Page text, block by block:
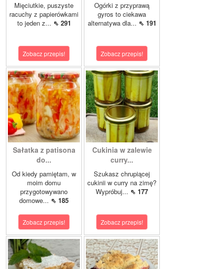
Mięciutkie, puszyste
racuchy z papierówkami
to jeden z... ⇖ 291
Zobacz przepis!
Ogórki z przyprawą
gyros to ciekawa
alternatywa dla... ⇖ 191
Zobacz przepis!
Sałatka z patisona
do...
Od kiedy pamiętam, w
moim domu
przygotowywano
domowe... ⇖ 185
Zobacz przepis!
Cukinia w zalewie
curry...
Szukasz chrupiącej
cukinii w curry na zimę?
Wypróbuj... ⇖ 177
Zobacz przepis!